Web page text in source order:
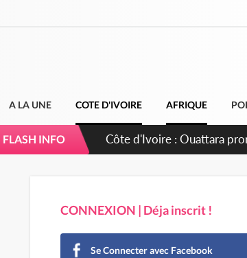
A LA UNE COTE D'IVOIRE AFRIQUE
FLASH INFO
Côte d'Ivoire : 66è
CONNEXION | Déja inscrit !
Se Connecter avec Facebook